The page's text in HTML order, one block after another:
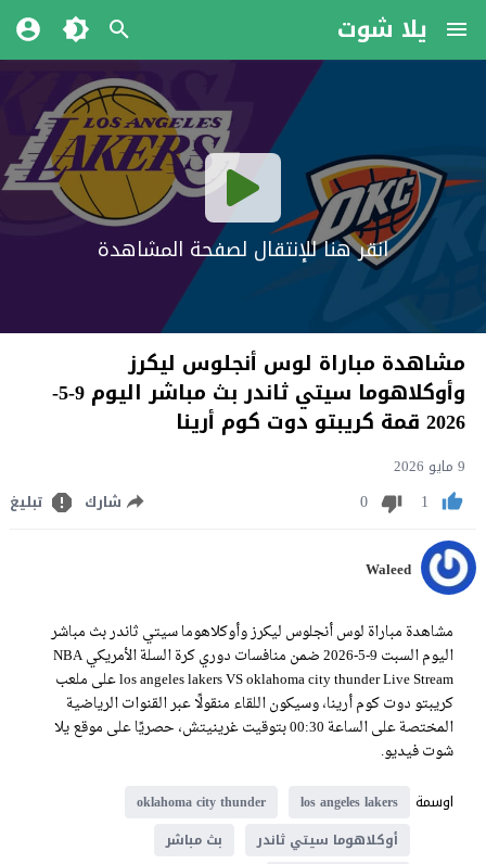
يلا شوت
انقر هنا للإنتقال لصفحة المشاهدة
مشاهدة مباراة لوس أنجلوس ليكرز
وأوكلاهوما سيتي ثاندر بث مباشر اليوم 9-5-
2026 قمة كريبتو دوت كوم أرينا
9 مايو 2026
1
0 شارك تبليغ
Waleed
مشاهدة مباراة لوس أنجلوس ليكرز وأوكلاهوما سيتي ثاندر بث مباشر
اليوم السبت 9-5-2026 ضمن منافسات دوري كرة السلة الأمريكي NBA
los angeles lakers VS oklahoma city thunder Live Stream على ملعب
كريبتو دوت كوم أرينا، وسيكون اللقاء منقولًا عبر القنوات الرياضية
المختصة على الساعة 00:30 بتوقيت غرينيتش، حصريًا على موقع يلا
شوت فيديو.
اوسمة
los angeles lakers
oklahoma city thunder
أوكلاهوما سيتي ثاندر
بث مباشر